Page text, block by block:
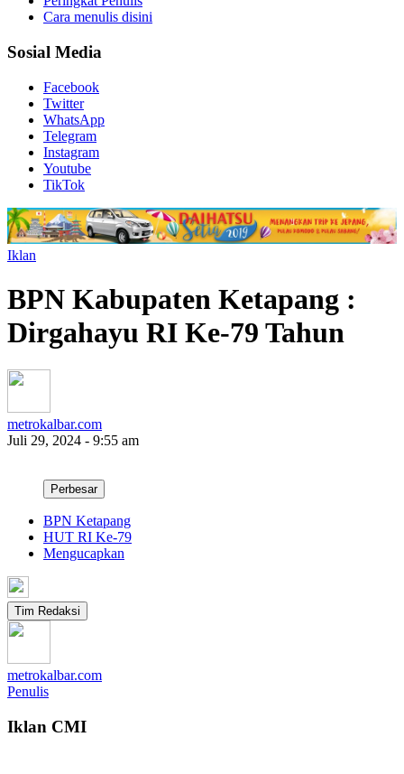
Cara menulis disini
Sosial Media
Facebook
Twitter
WhatsApp
Telegram
Instagram
Youtube
TikTok
Iklan
BPN Kabupaten Ketapang :
Dirgahayu RI Ke-79 Tahun
metrokalbar.com
Juli 29, 2024 - 9:55 am
Perbesar
BPN Ketapang
HUT RI Ke-79
Mengucapkan
Tim Redaksi
metrokalbar.com
Penulis
Iklan CMI